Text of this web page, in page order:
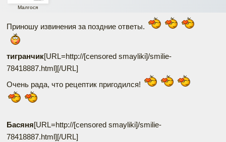
Малгося
Приношу извинения за поздние ответы.
тигранчик[URL=http://[censored smayliki]/smilie-
78418887.html] [/URL]
Очень рада, что рецептик пригодился!
Басяня[URL=http://[censored smayliki]/smilie-
78418887.html] [/URL]